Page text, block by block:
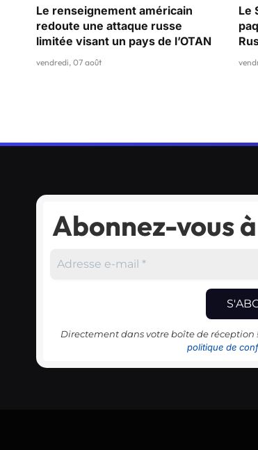
Le renseignement américain
redoute une attaque russe
limitée visant un pays de l’OTAN
vendredi, 07 août
Le
Abonnez-vous
Directement dans votre boîte de
politique de